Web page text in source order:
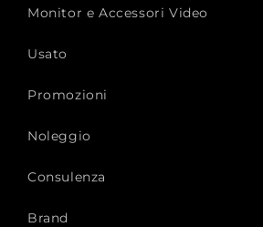
Monitor e Accessori Video
Usato
Promozioni
Noleggio
Consulenza
Brand